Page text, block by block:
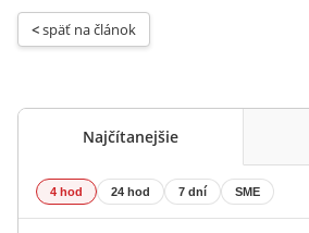
< späť na článok
Najčítanejšie
4 hod 24 hod 7 dní SME